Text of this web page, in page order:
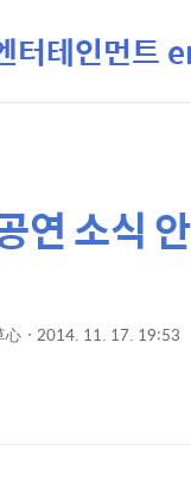
터테인먼
연 소식
心 2014. 11. 17. 19:53